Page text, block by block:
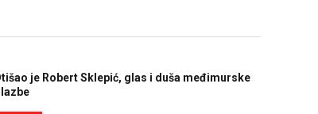
je Robert Sklepić, glas i duša međimurske